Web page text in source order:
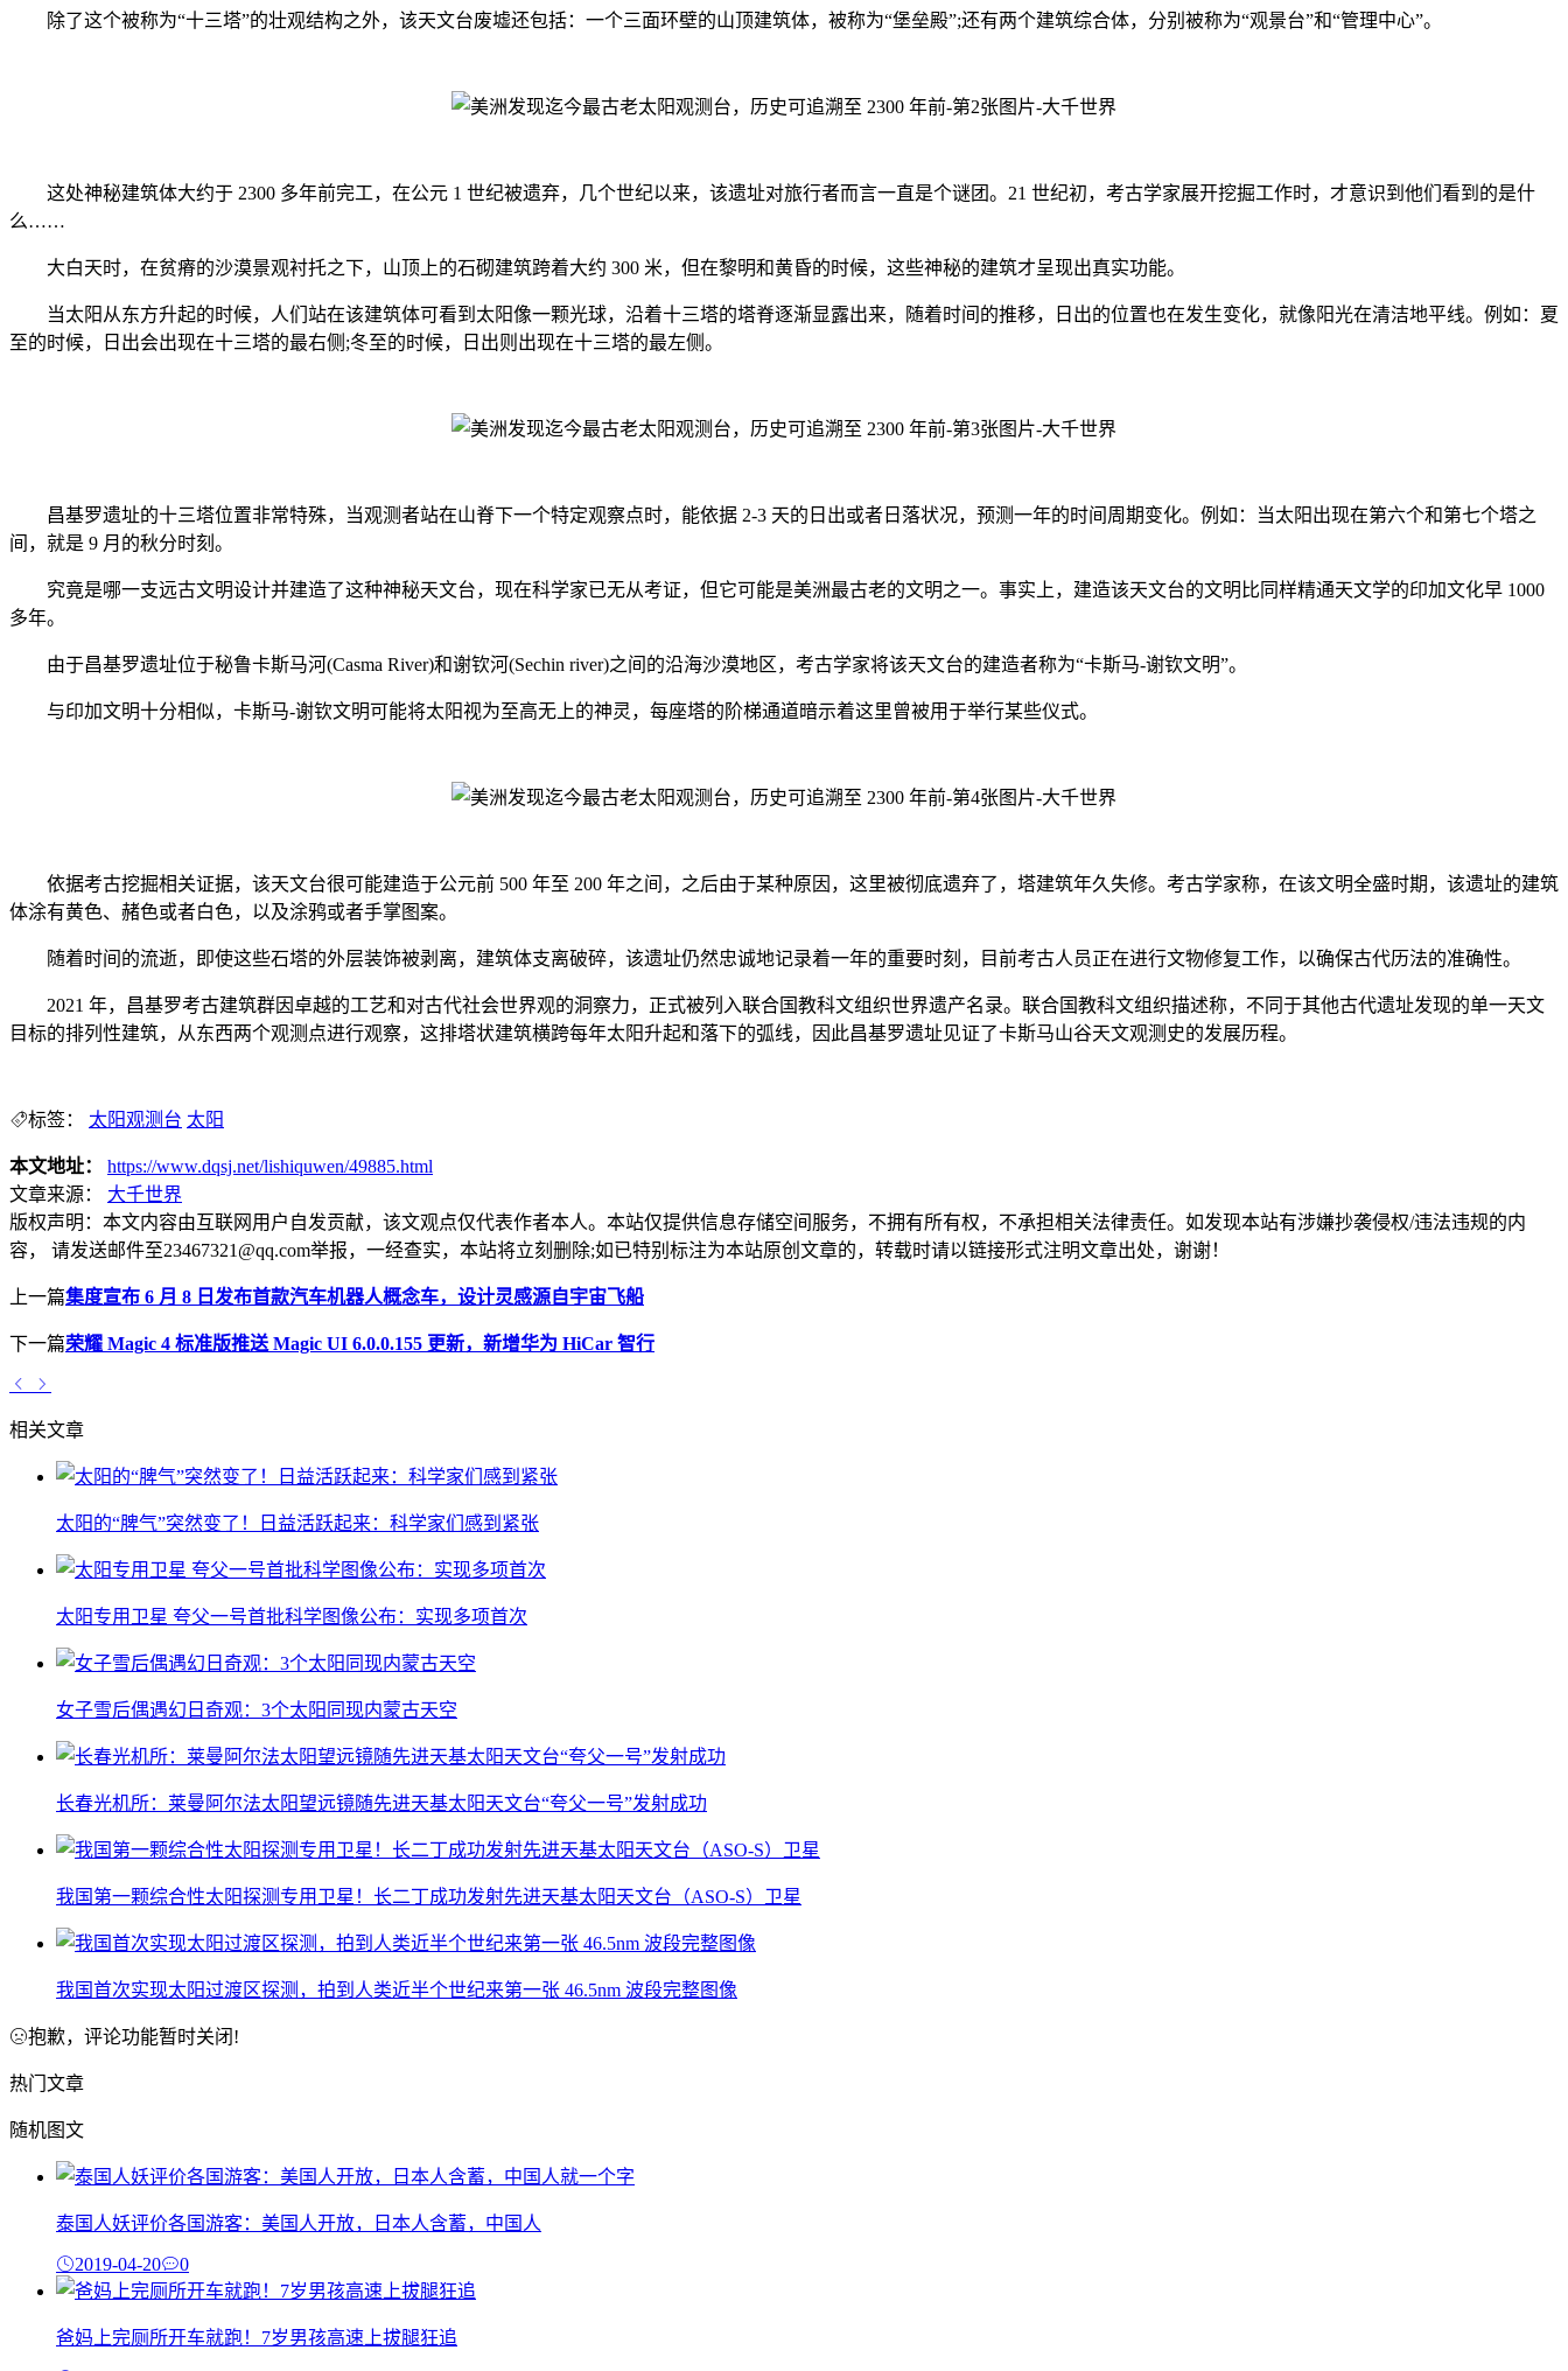
除了这个被称为“十三塔”的壮观结构之外，该天文台废墟还包括：一个三面环壁的山顶建筑体，被称为“堡垒殿”;还有两个建筑综合体，分别被称为“观景台”和“管理中心”。
这处神秘建筑体大约于 2300 多年前完工，在公元 1 世纪被遗弃，几个世纪以来，该遗址对旅行者而言一直是个谜团。21 世纪初，考古学家展开挖掘工作时，才意识到他们看到的是什
么……
大白天时，在贫瘠的沙漠景观衬托之下，山顶上的石砌建筑跨着大约 300 米，但在黎明和黄昏的时候，这些神秘的建筑才呈现出真实功能。
当太阳从东方升起的时候，人们站在该建筑体可看到太阳像一颗光球，沿着十三塔的塔脊逐渐显露出来，随着时间的推移，日出的位置也在发生变化，就像阳光在清洁地平线。例如：夏
至的时候，日出会出现在十三塔的最右侧;冬至的时候，日出则出现在十三塔的最左侧。
昌基罗遗址的十三塔位置非常特殊，当观测者站在山脊下一个特定观察点时，能依据 2-3 天的日出或者日落状况，预测一年的时间周期变化。例如：当太阳出现在第六个和第七个塔之
间，就是 9 月的秋分时刻。
究竟是哪一支远古文明设计并建造了这种神秘天文台，现在科学家已无从考证，但它可能是美洲最古老的文明之一。事实上，建造该天文台的文明比同样精通天文学的印加文化早 1000
多年。
由于昌基罗遗址位于秘鲁卡斯马河(Casma River)和谢钦河(Sechin river)之间的沿海沙漠地区，考古学家将该天文台的建造者称为“卡斯马-谢钦文明”。
与印加文明十分相似，卡斯马-谢钦文明可能将太阳视为至高无上的神灵，每座塔的阶梯通道暗示着这里曾被用于举行某些仪式。
依据考古挖掘相关证据，该天文台很可能建造于公元前 500 年至 200 年之间，之后由于某种原因，这里被彻底遗弃了，塔建筑年久失修。考古学家称，在该文明全盛时期，该遗址的建筑
体涂有黄色、赭色或者白色，以及涂鸦或者手掌图案。
随着时间的流逝，即使这些石塔的外层装饰被剥离，建筑体支离破碎，该遗址仍然忠诚地记录着一年的重要时刻，目前考古人员正在进行文物修复工作，以确保古代历法的准确性。
2021 年，昌基罗考古建筑群因卓越的工艺和对古代社会世界观的洞察力，正式被列入联合国教科文组织世界遗产名录。联合国教科文组织描述称，不同于其他古代遗址发现的单一天文
目标的排列性建筑，从东西两个观测点进行观察，这排塔状建筑横跨每年太阳升起和落下的弧线，因此昌基罗遗址见证了卡斯马山谷天文观测史的发展历程。
标签： 太阳观测台 太阳
本文地址：
https://www.dqsj.net/lishiquwen/49885.html
文章来源：
大千世界
版权声明： 本文内容由互联网用户自发贡献，该文观点仅代表作者本人。本站仅提供信息存储空间服务，不拥有所有权，不承担相关法律责任。如发现本站有涉嫌抄袭侵权/违法违规的内
容， 请发送邮件至23467321@qq.com举报，一经查实，本站将立刻删除;如已特别标注为本站原创文章的，转载时请以链接形式注明文章出处，谢谢！
上一篇集度宣布 6 月 8 日发布首款汽车机器人概念车，设计灵感源自宇宙飞船
下一篇荣耀 Magic 4 标准版推送 Magic UI 6.0.0.155 更新，新增华为 HiCar 智行
相关文章
太阳的“脾气”突然变了！日益活跃起来：科学家们感到紧张
太阳专用卫星 夸父一号首批科学图像公布：实现多项首次
女子雪后偶遇幻日奇观：3个太阳同现内蒙古天空
长春光机所：莱曼阿尔法太阳望远镜随先进天基太阳天文台“夸父一号”发射成功
我国第一颗综合性太阳探测专用卫星！长二丁成功发射先进天基太阳天文台（ASO-S）卫星
我国首次实现太阳过渡区探测，拍到人类近半个世纪来第一张 46.5nm 波段完整图像
抱歉，评论功能暂时关闭!
热门文章
随机图文
泰国人妖评价各国游客：美国人开放，日本人含蓄，中国人
2019-04-20 0
爸妈上完厕所开车就跑！7岁男孩高速上拔腿狂追